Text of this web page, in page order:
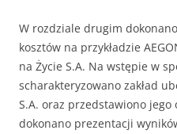
W rozdziale drugim
kosztów na przykładzie
na Życie S.A. Na wstępie w
scharakteryzowano zakład
S.A. oraz przedstawiono
dokonano prezentacji